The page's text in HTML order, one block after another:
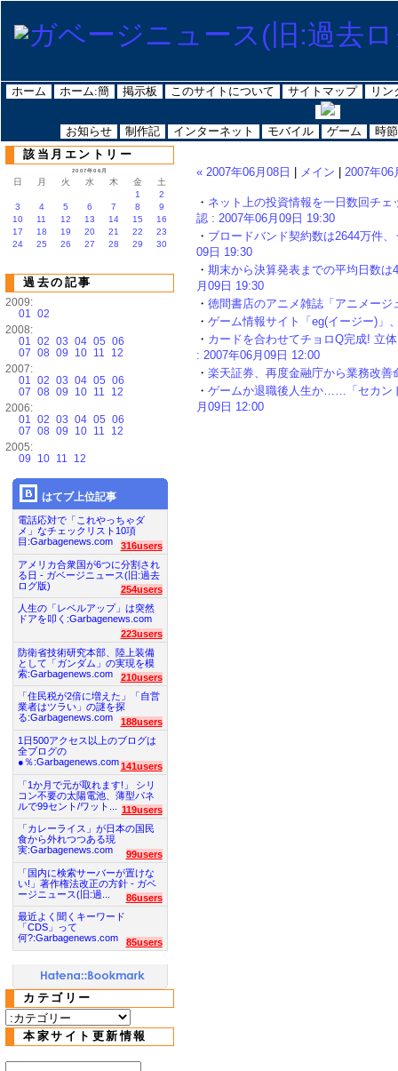
ホーム ホーム:簡 掲示板 このサイトについて サイトマップ リン
お知らせ 制作記 インターネット モバイル ゲーム 時節
« 2007年06月08日 メイン 2007年06
・ ネット上の投資情報を一日数回チ
認 : 2007年06月09日 19:30
・ ブロードバンド契約数は2644万件
09日 19:30
・ 期末から決算発表までの平均日数
月09日 19:30
・ 徳間書店のアニメ雑誌「アニメー
・ ゲーム情報サイト「eg(イージー)」
・ カードを合わせてチョロQ完成! 立
: 2007年06月09日 12:00
・ 楽天証券、再度金融庁から業務改
・ ゲームか退職後人生か……「セカン
月09日 12:00
該当月エントリー
2007年06月
日 月 火 水 木 金
土
1
2
3
4 5 6 7 8
9
10
11 12 13 14 15
16
17
18 19 20 21 22
23
24
25 26 27 28 29 30
過去の記事
2009:
01 02
2008:
01 02 03 04 05 06
07 08 09 10 11
12
2007:
01 02 03 04 05 06
07 08 09 10 11
12
2006:
01 02 03 04 05 06
07 08 09 10 11
12
2005:
09
10 11 12
はてブ上位記事
電話応対で「これやっちゃダ
メ」なチェックリスト10項
目:Garbagenews.com
316users
アメリカ合衆国が6つに分割され
る日 - ガベージニュース(旧:過去
ログ版)
254users
人生の「レベルアップ」は突然
ドアを叩く:Garbagenews.com
223users
防衛省技術研究本部、陸上装備
として「ガンダム」の実現を模
索:Garbagenews.com
210users
「住民税が2倍に増えた」「自営
業者はツラい」の謎を探
る:Garbagenews.com
188users
1日500アクセス以上のブログは
全ブログの
●％:Garbagenews.com 141users
「1か月で元が取れます!」 シリ
コン不要の太陽電池、薄型パネ
ルで99セント/ワット...
119users
「カレーライス」が日本の国民
食から外れつつある現
実:Garbagenews.com
99users
「国内に検索サーバーが置けな
い!」著作権法改正の方針 - ガベ
ージニュース(旧:過...
86users
最近よく聞くキーワード
「CDS」って
何?:Garbagenews.com
85users
カテゴリー
本家サイト更新情報